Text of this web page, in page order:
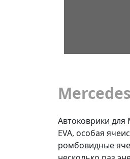
Автоковрики для
EVA, особая
ромбовидные